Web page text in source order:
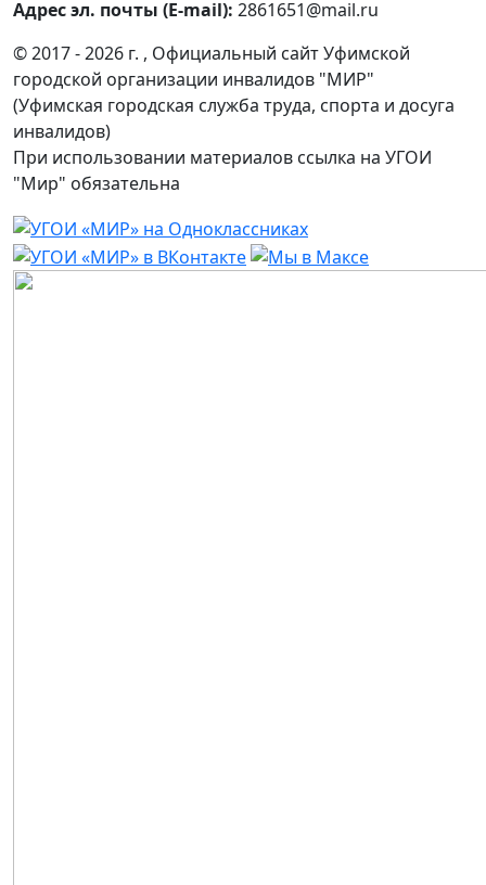
Адрес эл. почты (E-mail): 2861651@mail.ru
© 2017 - 2026 г. , Официальный сайт Уфимской
городской организации инвалидов "МИР"
(Уфимская городская служба труда, спорта и досуга
инвалидов)
При использовании материалов ссылка на УГОИ
"Мир" обязательна